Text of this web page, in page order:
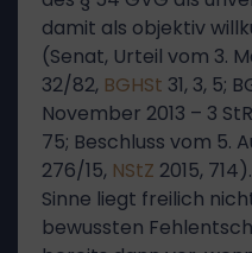
damit als objektiv
(Senat, Urteil vom 3.
32/82, BGHSt 31, 3, 5;
November 2013 – 3
75; Beschluss vom 5.
276/15, NStZ 2015,
Sinne liegt freilich
bewussten